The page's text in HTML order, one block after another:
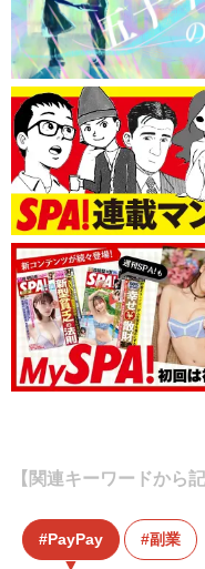
【関連キーワードから
PayPay 副業